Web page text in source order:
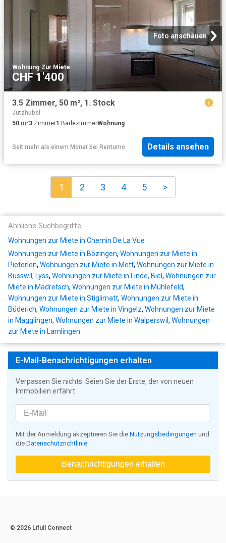
Foto anschauen
Wohnung·Zur Miete
CHF 1'400
3.5 Zimmer, 50 m², 1. Stock
Jutzhubel
50 m²3 Zimmer1 BadezimmerWohnung
Seit mehr als einem Monat bei Rentumo Details ansehen
1 2 3 4 5 >
Ähnliche Suchbegriffe
Wohnungen zur Miete in Chemin De La Vue
Wohnungen zur Miete in Bözingen, Wohnungen zur Miete in
Pieterlen, Wohnungen zur Miete in Mett, Wohnungen zur Miete in
Busswil, Lyss, Wohnungen zur Miete in Linde, Biel , Wohnungen zur
Miete in Madretsch, Wohnungen zur Miete in Mühlefeld,
Wohnungen zur Miete in Stiglimatt, Wohnungen zur Miete in
Büderich, Wohnungen zur Miete in Vingelz, Wohnungen zur Miete
in Magglingen, Wohnungen zur Miete in Walperswil , Wohnungen
zur Miete in Lamlingen
E-Mail-Benachrichtigungen erhalten
Verpassen Sie nichts: Seien Sie der Erste, der von neuen
Immobilien erfährt
Mit der Anmeldung akzeptieren Sie die Nutzungsbedingungen und
die Datenschutzrichtlinie
Benachrichtigungen erhalten
© 2026 Lifull Connect